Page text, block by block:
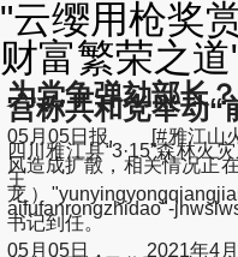
"云缨用枪奖
财富繁荣之
为党争弹劾部长
宫称共和党举动“
05月05日报, [#雅江山火
四川雅江县“3·15”森林火
风造成扩散，相关情况正
龙）
aifufanrongzhidao"-
书记到任。
05月05日， 2021年4月